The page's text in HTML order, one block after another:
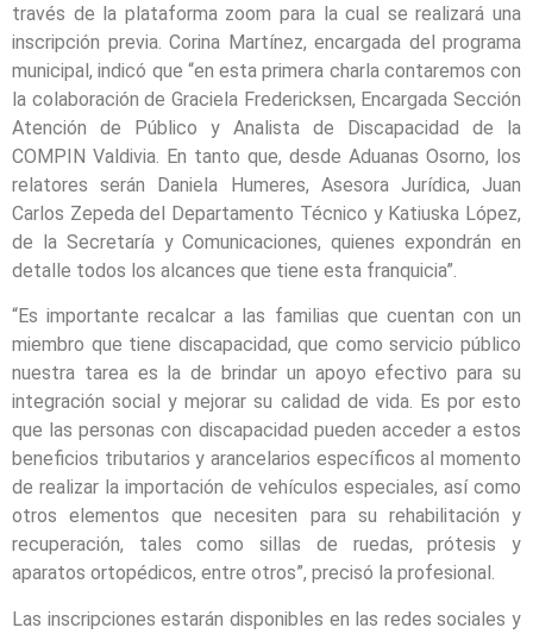
través de la plataforma zoom para la cual se realizará una
inscripción previa. Corina Martínez, encargada del programa
municipal, indicó que “en esta primera charla contaremos con
la colaboración de Graciela Fredericksen, Encargada Sección
Atención de Público y Analista de Discapacidad de la
COMPIN Valdivia. En tanto que, desde Aduanas Osorno, los
relatores serán Daniela Humeres, Asesora Jurídica, Juan
Carlos Zepeda del Departamento Técnico y Katiuska López,
de la Secretaría y Comunicaciones, quienes expondrán en
detalle todos los alcances que tiene esta franquicia”.
“Es importante recalcar a las familias que cuentan con un
miembro que tiene discapacidad, que como servicio público
nuestra tarea es la de brindar un apoyo efectivo para su
integración social y mejorar su calidad de vida. Es por esto
que las personas con discapacidad pueden acceder a estos
beneficios tributarios y arancelarios específicos al momento
de realizar la importación de vehículos especiales, así como
otros elementos que necesiten para su rehabilitación y
recuperación, tales como sillas de ruedas, prótesis y
aparatos ortopédicos, entre otros”, precisó la profesional.
Las inscripciones estarán disponibles en las redes sociales y